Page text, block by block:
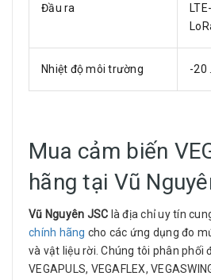
Đầu ra
Nhiệt độ môi trường -20
Mua cảm biến
hãng tại Vũ
Vũ Nguyên JSC là địa chỉ uy tín
chính hãng cho các ứng dụng đo
và vật liệu rời. Chúng tôi phân phối
VEGAPULS, VEGAFLEX,